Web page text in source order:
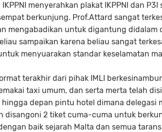
menyerahkan plakat IKPPNI dan
berkunjung. Prof.Attard sangat
mengabadikan untuk digantung didalam
sampaikan karena beliau sangat
menyuarakan standar keselamatan
terakhir dari pihak IMLI
taxi umum, dan serta merta telah
depan pintu hotel dimana delegasi
disangoni 2 tiket cuma-cuma untuk
baik sejarah Malta dan semua